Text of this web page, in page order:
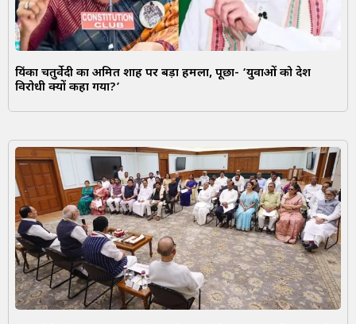
प्रियंका चतुर्वेदी का अमित शाह पर बड़ा हमला, पूछा- ‘युवाओं को देश
विरोधी क्यों कहा गया?’